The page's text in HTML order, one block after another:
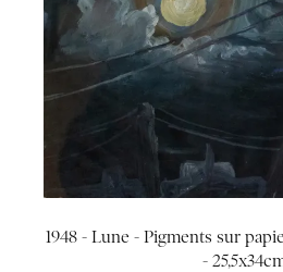
1948 - Lune - Pigments sur
-